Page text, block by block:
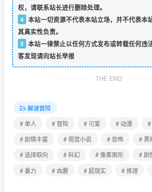
权，请联系站长进行删除处理。
4 本站一切资源不代表本站立场，并不代表本
其真实性负责。
5 本站一律禁止以任何方式发布或转载任何违
客发现请向站长举报
THE END
解谜冒险
# 单人
# 冒险 # 可爱 # 动漫
# 剧情丰富
# 视觉小说 # 恐怖 # 黑
# 选择取向
# 科幻 # 像素图形 # 剧
# 暴力
# 血腥 # 超现实 # 推理